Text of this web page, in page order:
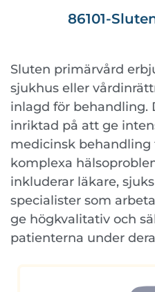
86101-
Sluten primärvård
sjukhus eller
inlagd för behandling.
inriktad på att ge
medicinsk behandling
komplexa
inkluderar läkare,
specialister som
ge högkvalitativ och
patienterna under